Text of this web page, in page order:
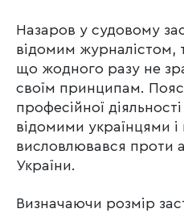
Назаров у судовому
відомим журналістом,
що жодного разу не
своїм принципам.
професійної
відомими українцями і
висловлювався проти
України.
Визначаючи розмір